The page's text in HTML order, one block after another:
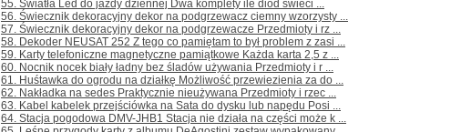
55. Światła Led do jazdy dziennej Dwa komplety ile diód świeci ...
56. Świecznik dekoracyjny dekor na podgrzewacz ciemny wzorzysty ...
57. Świecznik dekoracyjny dekor na podgrzewacze Przedmioty i rz ...
58. Dekoder NEUSAT 252 Z tego co pamiętam to był problem z zasi ...
59. Karty telefoniczne magnetyczne pamiątkowe Każda karta 2,5 z ...
60. Nocnik nocek biały ładny bez śladów używania Przedmioty i r ...
61. Huśtawka do ogrodu na działkę Możliwość przewiezienia za do ...
62. Nakładka na sedes Praktycznie nieużywana Przedmioty i rzec ...
63. Kabel kabelek przejściówka na Sata do dysku lub napędu Posi ...
64. Stacja pogodowa DMV-JHB1 Stacja nie działa na części może k ...